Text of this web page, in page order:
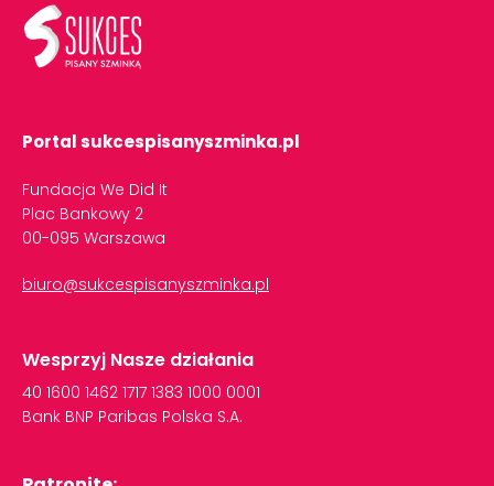
Portal sukcespisanyszminka.pl
Fundacja We Did It
Plac Bankowy 2
00-095 Warszawa
biuro@sukcespisanyszminka.pl
Wesprzyj Nasze działania
40 1600 1462 1717 1383 1000 0001
Bank BNP Paribas Polska S.A.